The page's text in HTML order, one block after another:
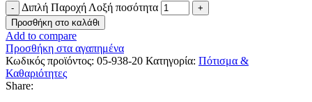
Διπλή Παροχή Λοξή ποσότητα
Προσθήκη στο καλάθι
Add to compare
Προσθήκη στα αγαπημένα
Κωδικός προϊόντος: 05-938-20 Κατηγορία: Πότισμα &
Καθαριότητες
Share: